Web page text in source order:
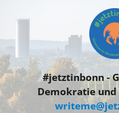
#jetztinbonn -
Demokratie